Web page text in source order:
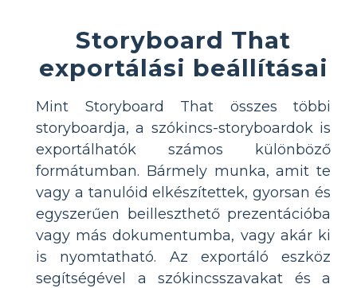
Storyboard That
exportálási beállításai
Mint Storyboard That összes többi
storyboardja, a szókincs-storyboardok is
exportálhatók számos különböző
formátumban. Bármely munka, amit te
vagy a tanulóid elkészítettek, gyorsan és
egyszerűen beilleszthető prezentációba
vagy más dokumentumba, vagy akár ki
is nyomtatható. Az exportáló eszköz
segítségével a szókincsszavakat és a